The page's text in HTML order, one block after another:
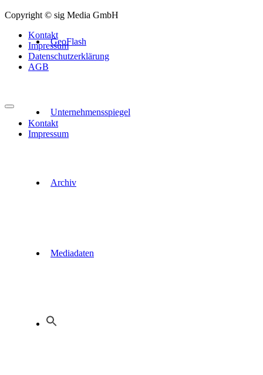
GeoFlash
Unternehmensspiegel
Archiv
Mediadaten
Copyright © sig Media GmbH
Kontakt
Impressum
Datenschutzerklärung
AGB
Kontakt
Impressum